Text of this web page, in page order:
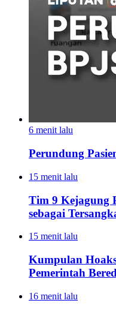
6 menit lalu
Perundung
15 menit lalu
Tim 9 Kejagung
sebagai
15 menit lalu
Kumpulan
Pemerintah
16 menit lalu